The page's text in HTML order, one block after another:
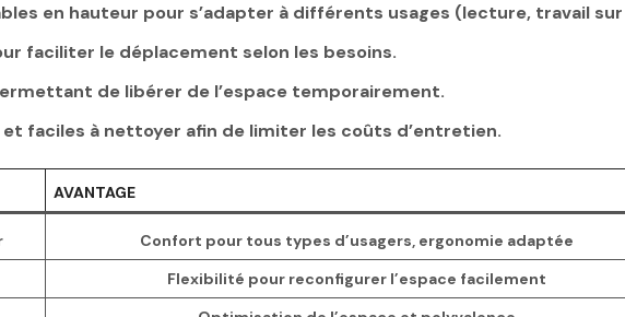
en hauteur pour s’adapter à différents usages (lecture, travail
faciliter le déplacement selon les besoins.
de libérer de l’espace temporairement.
faciles à nettoyer afin de limiter les coûts d’entretien.
AVANTAGE
Confort pour tous types d’usagers, ergonomie adaptée
Flexibilité pour reconfigurer l’espace facilement